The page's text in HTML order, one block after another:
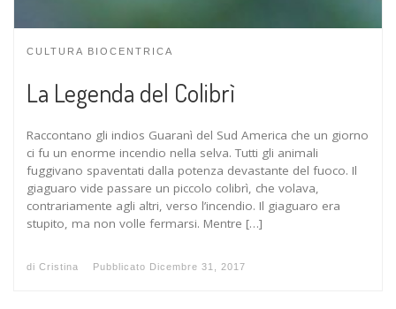
CULTURA BIOCENTRICA
La Legenda del Colibrì
Raccontano gli indios Guaranì del Sud America che un giorno
ci fu un enorme incendio nella selva. Tutti gli animali
fuggivano spaventati dalla potenza devastante del fuoco. Il
giaguaro vide passare un piccolo colibrì, che volava,
contrariamente agli altri, verso l’incendio. Il giaguaro era
stupito, ma non volle fermarsi. Mentre […]
di Cristina Pubblicato Dicembre 31, 2017